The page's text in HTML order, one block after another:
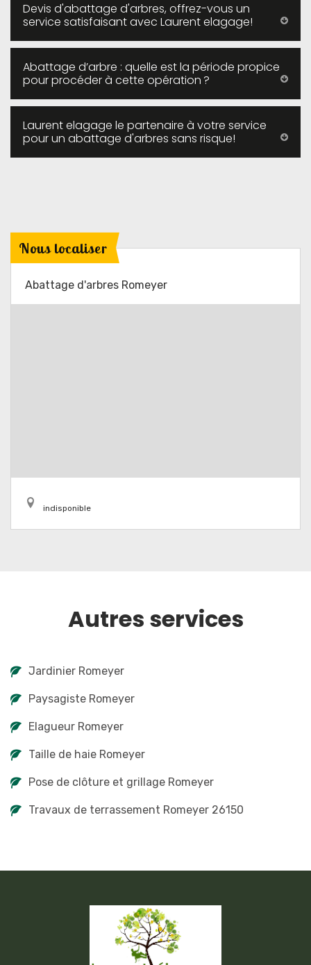
Devis d'abattage d'arbres, offrez-vous un
service satisfaisant avec Laurent elagage!
Abattage d’arbre : quelle est la période propice
pour procéder à cette opération ?
Laurent elagage le partenaire à votre service
pour un abattage d'arbres sans risque!
Nous localiser
Abattage d'arbres Romeyer
indisponible
Autres services
Jardinier Romeyer
Paysagiste Romeyer
Elagueur Romeyer
Taille de haie Romeyer
Pose de clôture et grillage Romeyer
Travaux de terrassement Romeyer 26150